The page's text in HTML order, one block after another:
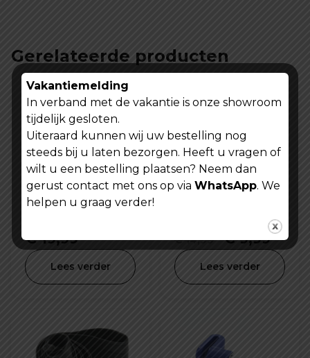
Gerelateerde producten
Fiets binnenband
€19,99
Lees verder
combinatieslot
€14,99
prijs
was:
€9,99
prijs
is:
Lees verder
Vakantiemelding
In verband met de vakantie is onze showroom
tijdelijk gesloten.
Uiteraard kunnen wij uw bestelling nog
steeds bij u laten bezorgen. Heeft u vragen of
wilt u een bestelling plaatsen? Neem dan
gerust contact met ons op via WhatsApp. We
helpen u graag verder!